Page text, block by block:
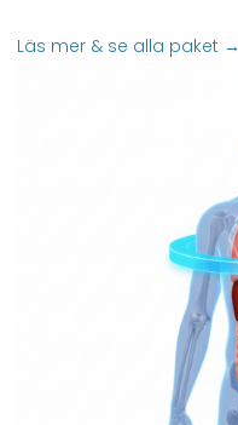
Läs mer & se alla paket →